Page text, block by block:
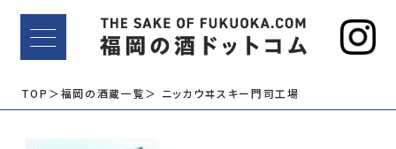
TOP ＞福岡の酒蔵一覧＞ ニッカウヰスキー門司工場